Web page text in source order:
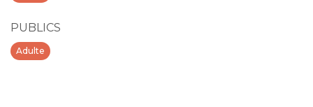
PUBLICS
Adulte